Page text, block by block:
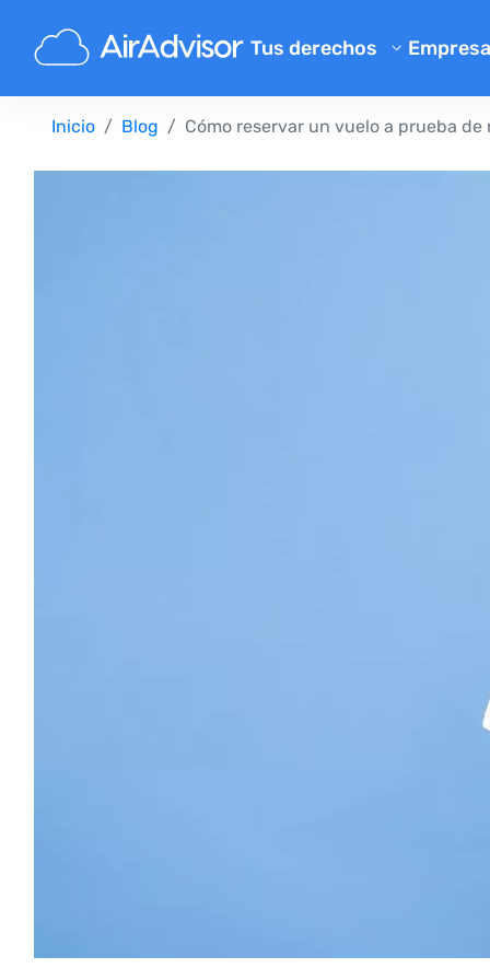
Tus derechos
Calculadora de
Compensación por vuelos
Compensación por vuelos
Cancelación de vuelo por
Empresa
Blog
Inicio Blog Cómo reservar un vuelo a prueba